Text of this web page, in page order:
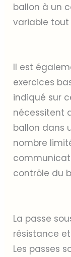
ballon à un
variable
Il est
exercices
indiqué sur
nécessitent
ballon dans
nombre
contrôle du
La passe
résistance
Les passes